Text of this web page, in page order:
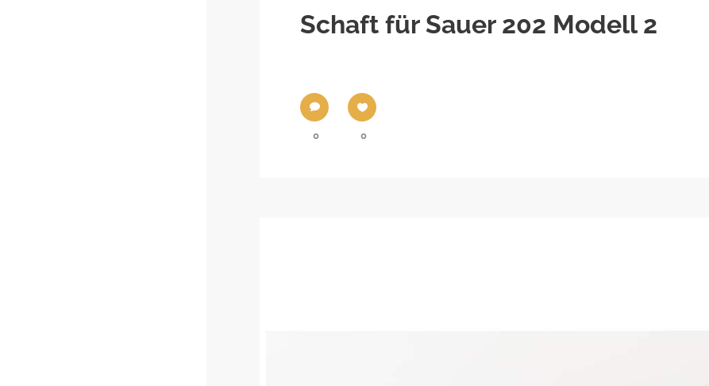
Schaft für Sauer 202 Modell 2
0 0